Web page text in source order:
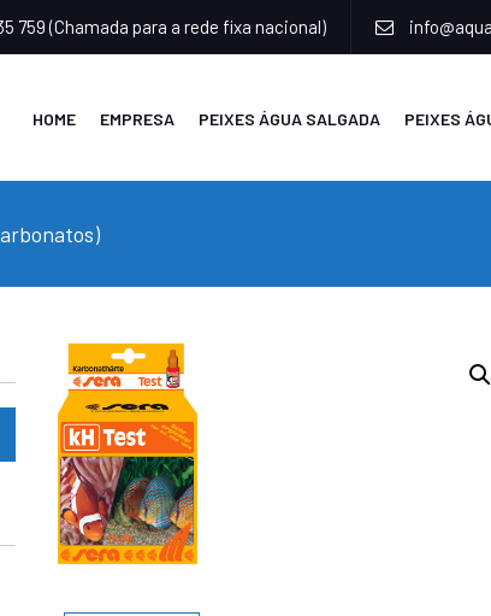
759 (Chamada para a rede fixa nacional)
HOME EMPRESA PEIXES ÁGUA SALGADA PEIXES